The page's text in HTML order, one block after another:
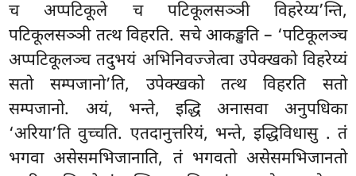
च अप्पटिकूले च पटिकूलसञ्ञी विहरेय्य’न्ति,
पटिकूलसञ्ञी तत्थ विहरति. सचे आकङ्खति – ‘पटिकूलञ्च
अप्पटिकूलञ्च तदुभयं अभिनिवज्जेत्वा उपेक्खको विहरेय्यं
सतो सम्पजानो’ति, उपेक्खको तत्थ विहरति सतो
सम्पजानो. अयं, भन्ते, इद्धि अनासवा अनुपधिका
‘अरिया’ति वुच्चति. एतदानुत्तरियं, भन्ते, इद्धिविधासु . तं
भगवा असेसमभिजानाति, तं भगवतो असेसमभिजानतो